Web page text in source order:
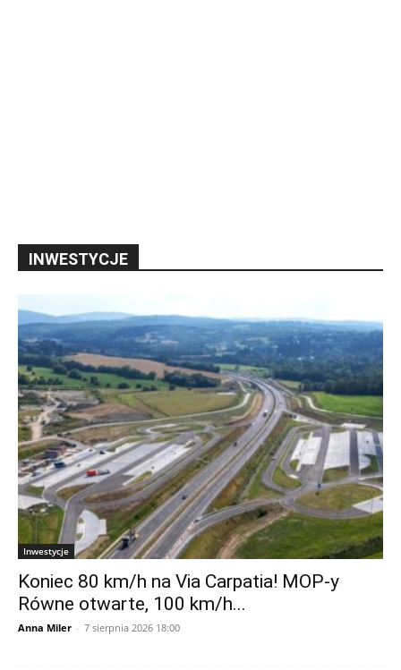
INWESTYCJE
Inwestycje
Koniec 80 km/h na Via Carpatia! MOP-y
Równe otwarte, 100 km/h...
Anna Miler - 7 sierpnia 2026 18:00